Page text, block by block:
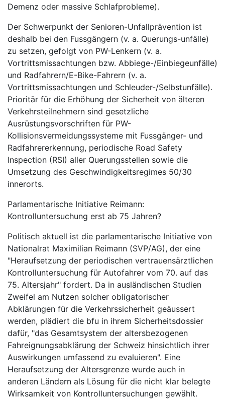
Demenz oder massive Schlafprobleme).
Der Schwerpunkt der Senioren-Unfallprävention ist
deshalb bei den Fussgängern (v. a. Querungs-unfälle)
zu setzen, gefolgt von PW-Lenkern (v. a.
Vortrittsmissachtungen bzw. Abbiege-/Einbiegeunfälle)
und Radfahrern/E-Bike-Fahrern (v. a.
Vortrittsmissachtungen und Schleuder-/Selbstunfälle).
Prioritär für die Erhöhung der Sicherheit von älteren
Verkehrsteilnehmern sind gesetzliche
Ausrüstungsvorschriften für PW-
Kollisionsvermeidungssysteme mit Fussgänger- und
Radfahrererkennung, periodische Road Safety
Inspection (RSI) aller Querungsstellen sowie die
Umsetzung des Geschwindigkeitsregimes 50/30
innerorts.
Parlamentarische Initiative Reimann:
Kontrolluntersuchung erst ab 75 Jahren?
Politisch aktuell ist die parlamentarische Initiative von
Nationalrat Maximilian Reimann (SVP/AG), der eine
"Heraufsetzung der periodischen vertrauensärztlichen
Kontrolluntersuchung für Autofahrer vom 70. auf das
75. Altersjahr" fordert. Da in ausländischen Studien
Zweifel am Nutzen solcher obligatorischer
Abklärungen für die Verkehrssicherheit geäussert
werden, plädiert die bfu in ihrem Sicherheitsdossier
dafür, "das Gesamtsystem der altersbezogenen
Fahreignungsabklärung der Schweiz hinsichtlich ihrer
Auswirkungen umfassend zu evaluieren". Eine
Heraufsetzung der Altersgrenze wurde auch in
anderen Ländern als Lösung für die nicht klar belegte
Wirksamkeit von Kontrolluntersuchungen gewählt.